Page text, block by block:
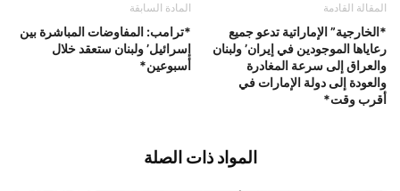
المادة السابقة
*ترامب: المفاوضات المباشرة بين
إسرائيل’ ولبنان ستعقد خلال
أسبوعين*
المقالة القادمة
*الخارجية” الإماراتية تدعو جميع
رعاياها الموجودين في إيران’ ولبنان
والعراق إلى سرعة المغادرة
والعودة إلى دولة الإمارات في
أقرب وقت*
المواد ذات الصلة